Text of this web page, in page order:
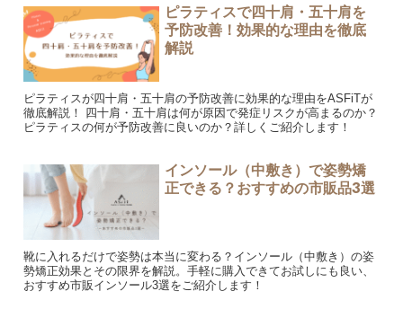
ピラティスで四十肩・五十肩を
予防改善！効果的な理由を徹底
解説
ピラティスが四十肩・五十肩の予防改善に効果的な理由をASFiTが
徹底解説！ 四十肩・五十肩は何が原因で発症リスクが高まるのか？
ピラティスの何が予防改善に良いのか？詳しくご紹介します！
インソール（中敷き）で姿勢矯
正できる？おすすめの市販品3選
靴に入れるだけで姿勢は本当に変わる？インソール（中敷き）の姿
勢矯正効果とその限界を解説。手軽に購入できてお試しにも良い、
おすすめ市販インソール3選をご紹介します！